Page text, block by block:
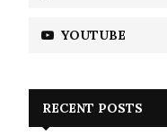
YOUTUBE
RECENT POSTS